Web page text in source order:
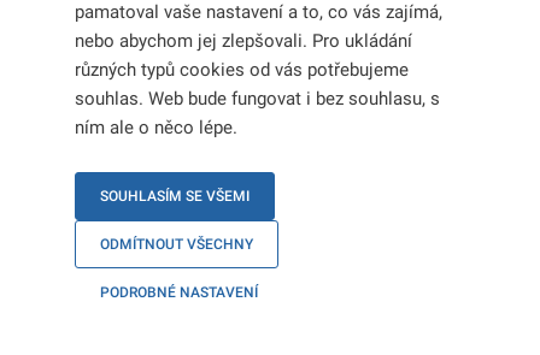
pamatoval vaše nastavení a to, co vás zajímá,
nebo abychom jej zlepšovali. Pro ukládání
různých typů cookies od vás potřebujeme
souhlas. Web bude fungovat i bez souhlasu, s
ním ale o něco lépe.
SOUHLASÍM SE VŠEMI
ODMÍTNOUT VŠECHNY
PODROBNÉ NASTAVENÍ
Změny u občanů EU a jejich
rodinných příslušníků
Chci zjistit, jestli změna v mém životě
nebo práci ovlivní můj pobytový
Změny u občanů třetích
zemí
Chci zjistit, jestli změna v mém životě